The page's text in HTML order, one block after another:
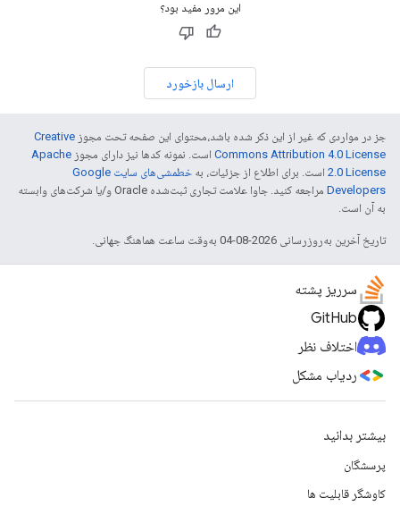
این مرور مفید بود؟
ارسال بازخورد
جز در مواردی که غیر از این ذکر شده باشد،‌محتوای این صفحه تحت مجوز Creative
Commons Attribution 4.0 License است. نمونه کدها نیز دارای مجوز Apache
2.0 License است. برای اطلاع از جزئیات، به
خطمشی‌های سایت Google
Developers‏
مراجعه کنید. جاوا علامت تجاری ثبت‌شده Oracle و/یا شرکت‌های وابسته
به آن است.
تاریخ آخرین به‌روزرسانی 2026-08-04 به‌وقت ساعت هماهنگ جهانی.
سرریز پشته
GitHub
اختلاف نظر
ردیاب مشکل
بیشتر بدانید
پرسشگان
کاوشگر قابلیت ها